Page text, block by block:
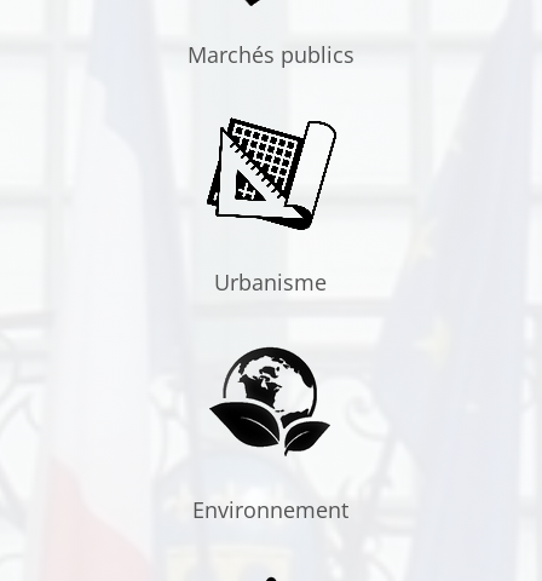
Marchés publics
Urbanisme
Environnement